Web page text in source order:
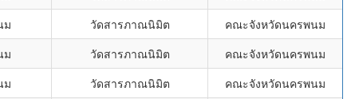
ม วัดสารภาณนิมิต
คณะจังหวัดนครพนม
ม วัดสารภาณนิมิต
คณะจังหวัดนครพนม
ม วัดสารภาณนิมิต คณะจังหวัดนครพนม